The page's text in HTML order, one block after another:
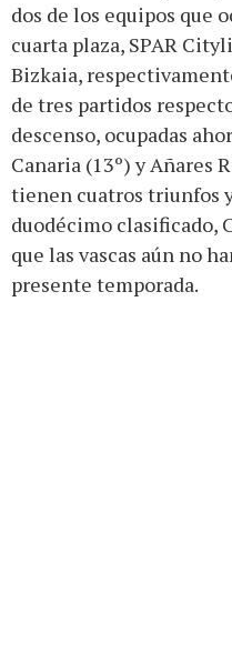
dos de los equipos que
cuarta plaza, SPAR
Bizkaia,
de tres partidos
descenso, ocupadas
Canaria (13º) y Añares
tienen cuatros triunfos
duodécimo clasificado,
que las vascas aún no
presente temporada.